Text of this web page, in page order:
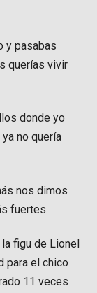
y pasabas
querías vivir
donde yo
no quería
nos dimos
fuertes.
figu de Lionel
para el chico
11 veces